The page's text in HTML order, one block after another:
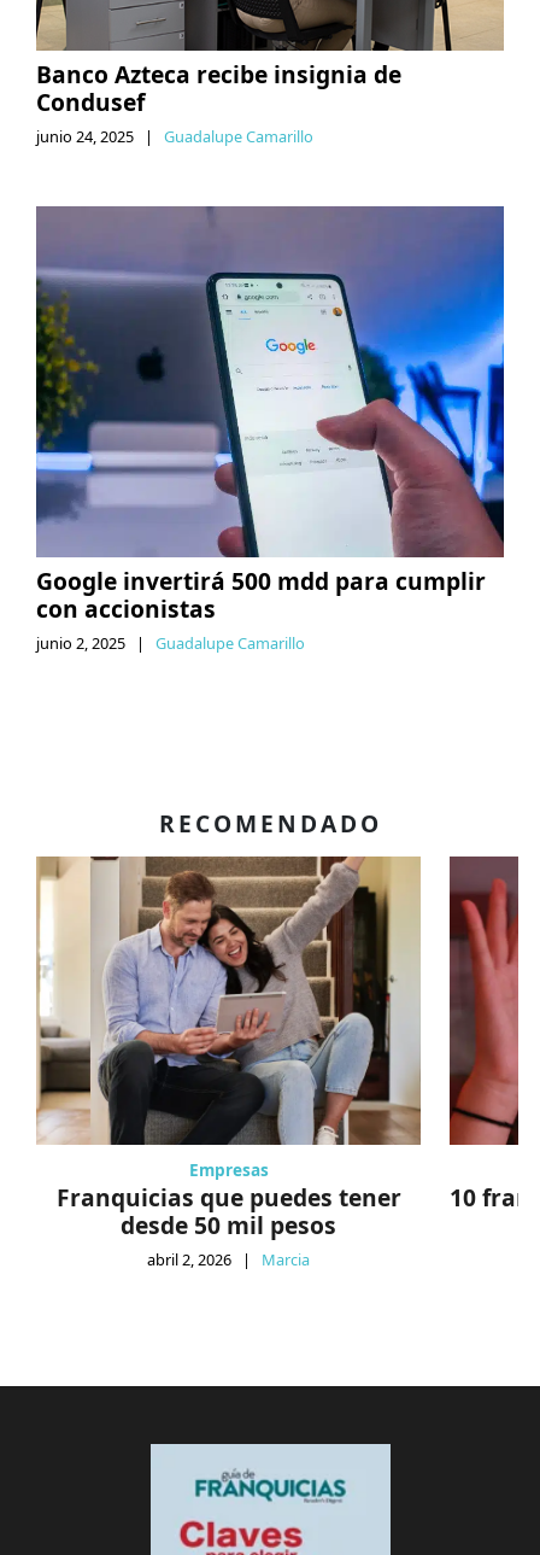
Banco Azteca recibe insignia de
Condusef
junio 24, 2025 | Guadalupe Camarillo
Google invertirá 500 mdd para cumplir
con accionistas
junio 2, 2025 | Guadalupe Camarillo
RECOMENDADO
Empresas
Franquicias que puedes tener
desde 50 mil pesos
abril 2, 2026 | Marcia
10